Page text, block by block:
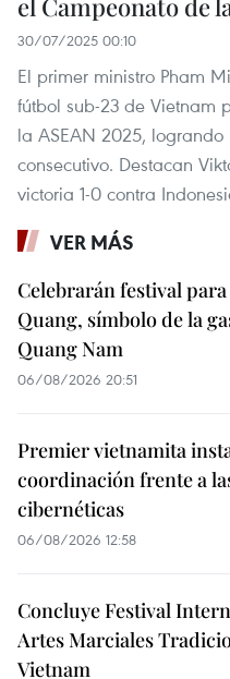
30/07/2025 00:10
El primer ministro Pham
fútbol sub-23 de Vietnam
la ASEAN 2025, logrando
consecutivo. Destacan
victoria 1-0 contra
VER MÁS
Celebrarán festival
Quang, símbolo de la
Quang Nam
06/08/2026 20:51
Premier vietnamita
coordinación frente a
cibernéticas
06/08/2026 12:58
Concluye Festival
Artes Marciales
Vietnam